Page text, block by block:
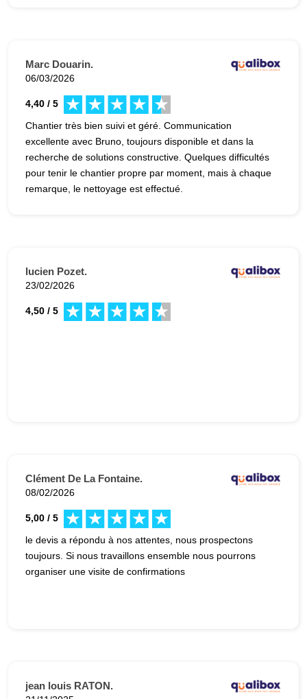
Marc Douarin.
06/03/2026
4,40 / 5
Chantier très bien suivi et géré. Communication
excellente avec Bruno, toujours disponible et dans la
recherche de solutions constructive. Quelques difficultés
pour tenir le chantier propre par moment, mais à chaque
remarque, le nettoyage est effectué.
lucien Pozet.
23/02/2026
4,50 / 5
Clément De La Fontaine.
08/02/2026
5,00 / 5
le devis a répondu à nos attentes, nous prospectons
toujours. Si nous travaillons ensemble nous pourrons
organiser une visite de confirmations
jean louis RATON.